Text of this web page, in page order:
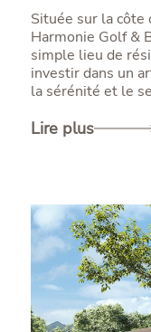
Située sur la côte
Harmonie Golf &
simple lieu de
investir dans un
la sérénité et le
mauricienne, ce
immobilier
Lire plus